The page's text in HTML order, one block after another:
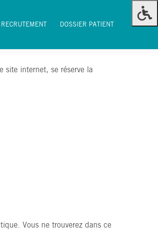
RECRUTEMENT DOSSIER PATIENT
site internet, se réserve la
Vous ne trouverez dans ce